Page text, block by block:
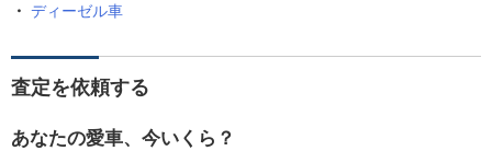
ディーゼル車
査定を依頼する
あなたの愛車、今いくら？